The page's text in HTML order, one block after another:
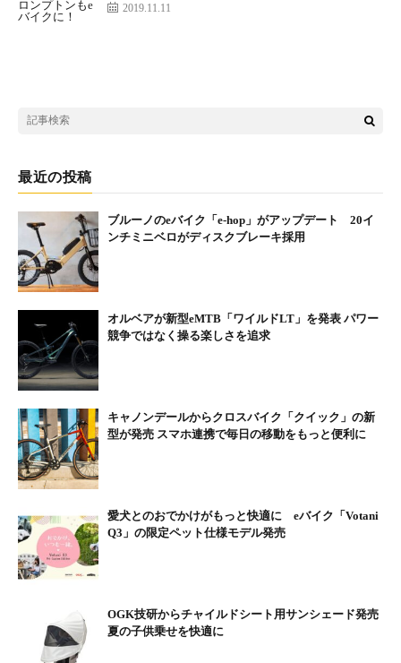
2019.11.11
最近の投稿
ブルーノのeバイク「e-hop」がアップデート 20イ
ンチミニベロがディスクブレーキ採用
オルベアが新型eMTB「ワイルドLT」を発表 パワー
競争ではなく操る楽しさを追求
キャノンデールからクロスバイク「クイック」の新
型が発売 スマホ連携で毎日の移動をもっと便利に
愛犬とのおでかけがもっと快適に eバイク「Votani
Q3」の限定ペット仕様モデル発売
OGK技研からチャイルドシート用サンシェード発売
夏の子供乗せを快適に